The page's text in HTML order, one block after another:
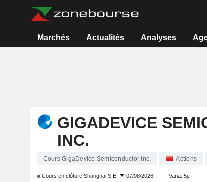
Marchés Actualités Analyses
GIGADEVICE
INC.
Cours GigaDevice Semiconductor Inc. Actions
Cours en clôture Shanghai S.E. 07/08/2026 Varia. 5j.